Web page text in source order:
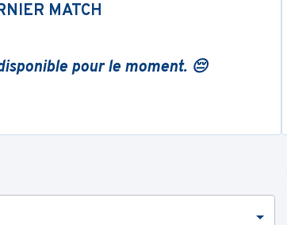
MATCH
pour le moment. 😔